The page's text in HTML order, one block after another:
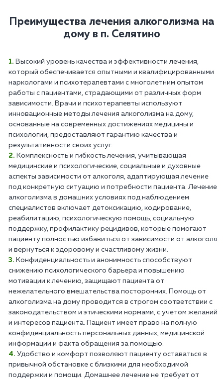
Преимущества лечения алкоголизма на
дому в п. Селятино
Высокий уровень качества и эффективности лечения,
который обеспечивается опытными и квалифицированными
наркологами и психотерапевтами с многолетним опытом
работы с пациентами, страдающими от различных форм
зависимости. Врачи и психотерапевты используют
инновационные методы лечения алкоголизма на дому,
основанные на современных достижениях медицины и
психологии, предоставляют гарантию качества и
результативности своих услуг.
Комплексность и гибкость лечения, учитывающая
медицинские и психологические, социальные и духовные
аспекты зависимости от алкоголя, адаптирующая лечение
под конкретную ситуацию и потребности пациента. Лечение
алкоголизма в домашних условиях под наблюдением
специалистов включает детоксикацию, кодирование,
реабилитацию, психологическую помощь, социальную
поддержку, профилактику рецидивов, которые помогают
пациенту полностью избавиться от зависимости от алкоголя
и вернуться к здоровому и счастливому жизни.
Конфиденциальность и анонимность способствуют
снижению психологического барьера и повышению
мотивации к лечению, защищают пациента от
нежелательного вмешательства посторонних. Помощь от
алкоголизма на дому проводится в строгом соответствии с
законодательством и этическими нормами, с учетом желаний
и интересов пациента. Пациент имеет право на полную
конфиденциальность персональных данных, медицинской
информации и факта обращения за помощью.
Удобство и комфорт позволяют пациенту оставаться в
привычной обстановке с близкими для необходимой
поддержки и помощи. Домашнее лечение не требует от